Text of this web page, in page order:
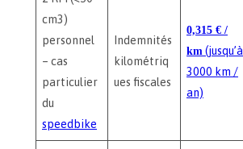
cm3)
personnel
– cas
particulier
du
speedbike
Indemnités
kilométriq
ues fiscales
0,315 € /
km (jusqu’à
3000 km /
an)